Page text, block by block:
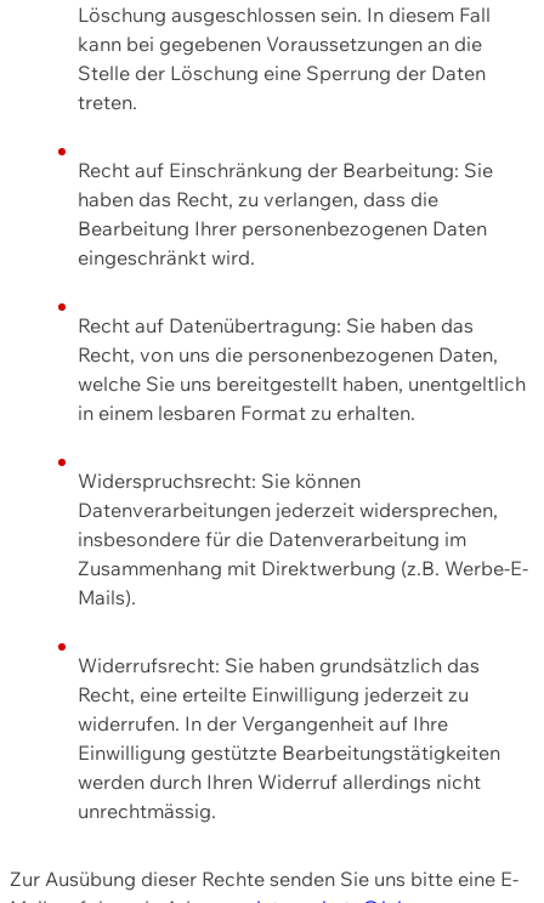
Löschung ausgeschlossen sein. In diesem Fall
kann bei gegebenen Voraussetzungen an die
Stelle der Löschung eine Sperrung der Daten
treten.
Recht auf Einschränkung der Bearbeitung: Sie
haben das Recht, zu verlangen, dass die
Bearbeitung Ihrer personenbezogenen Daten
eingeschränkt wird.
Recht auf Datenübertragung: Sie haben das
Recht, von uns die personenbezogenen Daten,
welche Sie uns bereitgestellt haben, unentgeltlich
in einem lesbaren Format zu erhalten.
Widerspruchsrecht: Sie können
Datenverarbeitungen jederzeit widersprechen,
insbesondere für die Datenverarbeitung im
Zusammenhang mit Direktwerbung (z.B. Werbe-E-
Mails).
Widerrufsrecht: Sie haben grundsätzlich das
Recht, eine erteilte Einwilligung jederzeit zu
widerrufen. In der Vergangenheit auf Ihre
Einwilligung gestützte Bearbeitungstätigkeiten
werden durch Ihren Widerruf allerdings nicht
unrechtmässig.
Zur Ausübung dieser Rechte senden Sie uns bitte eine E-